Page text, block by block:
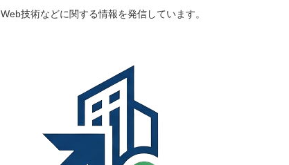
Web技術などに関する情報を発信しています。